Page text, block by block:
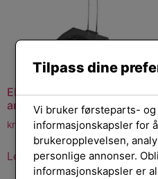
EPOS Active wideband
amplf
kr 3 567,00 eksl. mva.
Legg i handlekurv
Tilpass dine
Vi bruker førsteparts-
informasjonskapsler for
brukeropplevelsen,
personlige annonser.
informasjonskapsler er